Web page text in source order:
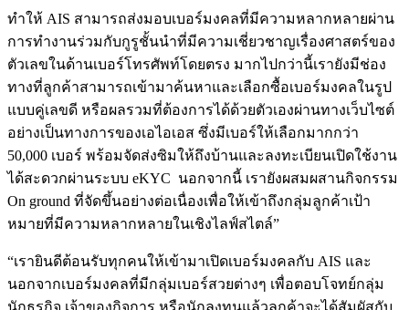
ทำให้ AIS สามารถส่งมอบเบอร์มงคลที่มีความหลากหลายผ่าน
การทำงานร่วมกับกูรูชั้นนำที่มีความเชี่ยวชาญเรื่องศาสตร์ของ
ตัวเลขในด้านเบอร์โทรศัพท์โดยตรง มากไปกว่านี้เรายังมีช่อง
ทางที่ลูกค้าสามารถเข้ามาค้นหาและเลือกซื้อเบอร์มงคลในรูป
แบบคู่เลขดี หรือผลรวมที่ต้องการได้ด้วยตัวเองผ่านทางเว็บไซต์
อย่างเป็นทางการของเอไอเอส ซึ่งมีเบอร์ให้เลือกมากกว่า
50,000 เบอร์ พร้อมจัดส่งซิมให้ถึงบ้านและลงทะเบียนเปิดใช้งาน
ได้สะดวกผ่านระบบ eKYC นอกจากนี้ เรายังผสมผสานกิจกรรม
On ground ที่จัดขึ้นอย่างต่อเนื่องเพื่อให้เข้าถึงกลุ่มลูกค้าเป้า
หมายที่มีความหลากหลายในเชิงไลฟ์สไตล์”
“เรายินดีต้อนรับทุกคนให้เข้ามาเปิดเบอร์มงคลกับ AIS และ
นอกจากเบอร์มงคลที่มีกลุ่มเบอร์สวยต่างๆ เพื่อตอบโจทย์กลุ่ม
นักธุรกิจ เจ้าของกิจการ หรือนักลงทุนแล้วลูกค้าจะได้สัมผัสกับ